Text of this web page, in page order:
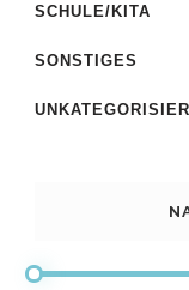
SCHULE/KITA
SONSTIGES